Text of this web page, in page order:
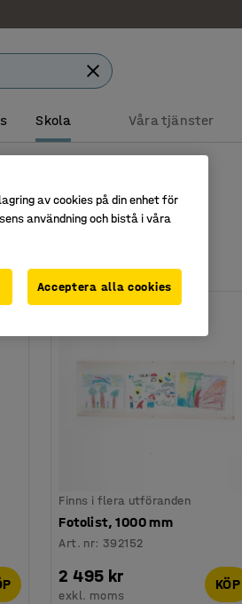
Skola Våra tjänster
Finns i flera utföranden
Fotolist, 1000 mm
Art. nr:392152
2 495 kr
exkl. moms
KÖP
av cookies på din enhet för
användning och bistå i våra
Acceptera alla cookies